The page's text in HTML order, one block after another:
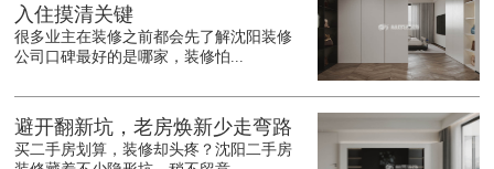
入住摸清关键
很多业主在装修之前都会先了解沈阳装修
公司口碑最好的是哪家，装修怕...
避开翻新坑，老房焕新少走弯路
买二手房划算，装修却头疼？沈阳二手房